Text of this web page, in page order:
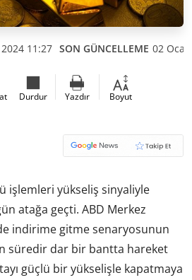
11:27 SON GÜNCELLEME 02
Durdur Yazdır Boyut
işlemleri yükseliş sinyaliyle
atağa geçti. ABD Merkez
indirime gitme senaryosunun
süredir dar bir bantta hareket
güçlü bir yükselişle kapatmaya